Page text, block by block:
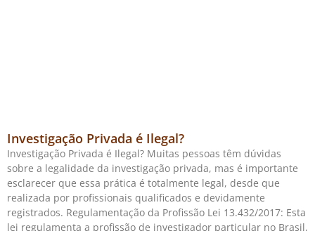
Investigação Privada é Ilegal?
Investigação Privada é Ilegal? Muitas pessoas têm dúvidas
sobre a legalidade da investigação privada, mas é importante
esclarecer que essa prática é totalmente legal, desde que
realizada por profissionais qualificados e devidamente
registrados. Regulamentação da Profissão Lei 13.432/2017: Esta
lei regulamenta a profissão de investigador particular no Brasil,